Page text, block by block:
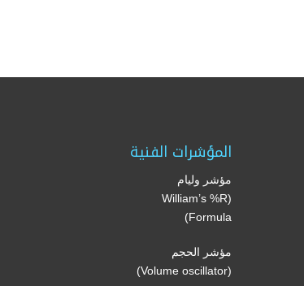
المؤشرات الفنية
مؤشر وليام
(William’s %R
Formula)
مؤشر الحجم
(Volume oscillator)